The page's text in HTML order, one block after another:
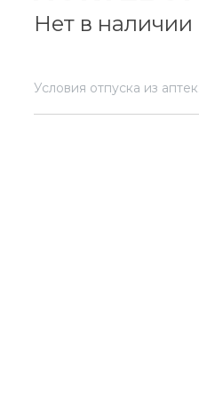
Нет в наличии
Условия отпуска из аптек: